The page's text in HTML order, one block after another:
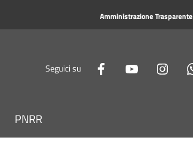
Amministrazione Trasparente
Seguici su
PNRR